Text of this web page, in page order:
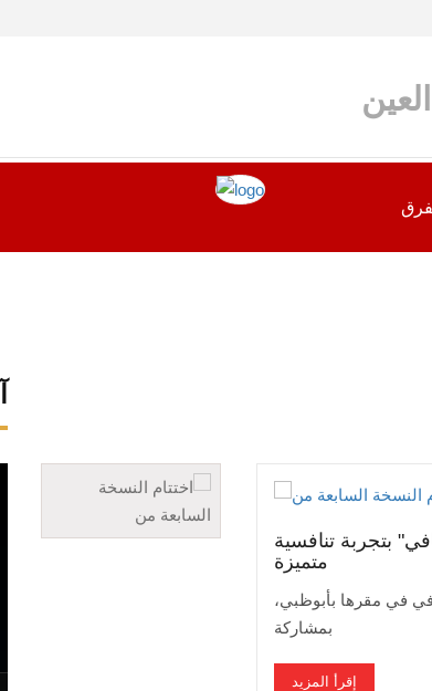
بتجربة تنافسية
متميزة
في مقرها بأبوظبي،
بمشاركة
إقرأ المزيد